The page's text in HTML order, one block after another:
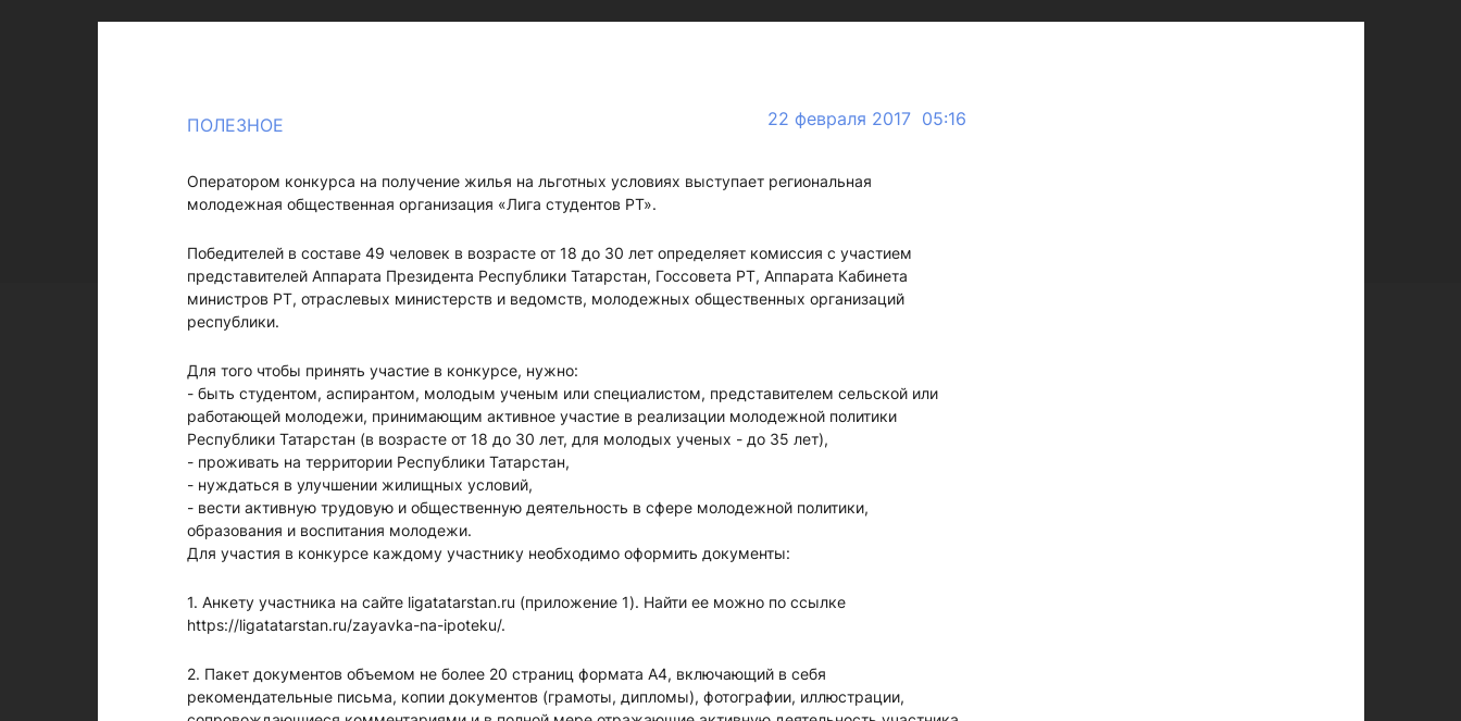
ПОЛЕЗНОЕ 22 февраля 2017 05:16
Оператором конкурса на получение жилья на льготных условиях выступает региональная
молодежная общественная организация «Лига студентов РТ».
Победителей в составе 49 человек в возрасте от 18 до 30 лет определяет комиссия с участием
представителей Аппарата Президента Республики Татарстан, Госсовета РТ, Аппарата Кабинета
министров РТ, отраслевых министерств и ведомств, молодежных общественных организаций
республики.
Для того чтобы принять участие в конкурсе, нужно:
- быть студентом, аспирантом, молодым ученым или специалистом, представителем сельской или
работающей молодежи, принимающим активное участие в реализации молодежной политики
Республики Татарстан (в возрасте от 18 до 30 лет, для молодых ученых - до 35 лет),
- проживать на территории Республики Татарстан,
- нуждаться в улучшении жилищных условий,
- вести активную трудовую и общественную деятельность в сфере молодежной политики,
образования и воспитания молодежи.
Для участия в конкурсе каждому участнику необходимо оформить документы:
1. Анкету участника на сайте ligatatarstan.ru (приложение 1). Найти ее можно по ссылке
https://ligatatarstan.ru/zayavka-na-ipoteku/.
2. Пакет документов объемом не более 20 страниц формата А4, включающий в себя
рекомендательные письма, копии документов (грамоты, дипломы), фотографии, иллюстрации,